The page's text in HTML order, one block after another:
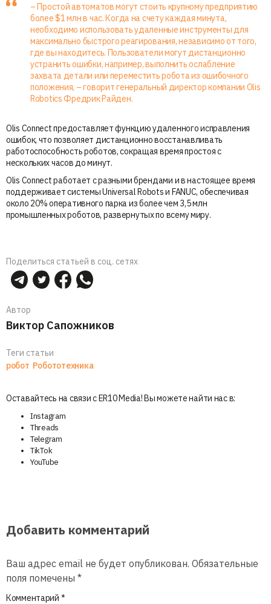
– Простой автоматов могут стоить крупному предприятию
более $1 млн в час. Когда на счету каждая минута,
необходимо использовать удаленные инструменты для
максимально быстрого реагирования, независимо от того,
где вы находитесь. Пользователи могут дистанционно
устранить ошибки, например, выполнить ослабление
захвата детали или переместить робота из ошибочного
положения, – говорит генеральный директор компании Olis
Robotics Фредрик Райден.
Olis Connect предоставляет функцию удаленного исправления
ошибок, что позволяет дистанционно восстанавливать
работоспособность роботов, сокращая время простоя с
нескольких часов до минут.
Olis Connect работает с разными брендами и в настоящее время
поддерживает системы Universal Robots и FANUC, обеспечивая
около 20% оперативного парка из более чем 3,5 млн
промышленных роботов, развернутых по всему миру.
Поделиться статьей в соц. сетях
Автор
Виктор Сапожников
Теги статьи
робот Робототехника
Оставайтесь на связи с ER10 Media! Вы можете найти нас в:
Instagram
Threads
Telegram
TikTok
YouTube
Добавить комментарий
Ваш адрес email не будет опубликован. Обязательные
поля помечены *
Комментарий *